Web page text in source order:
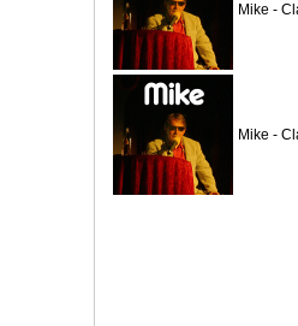
Mike -
Mike -